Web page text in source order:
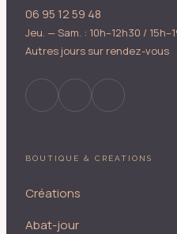
06 95 12 59 48
Jeu. — Sam. : 10h–12h30 /
Autres jours sur rendez-vous
BOUTIQUE & CRÉATIONS
Créations
Abat-jour